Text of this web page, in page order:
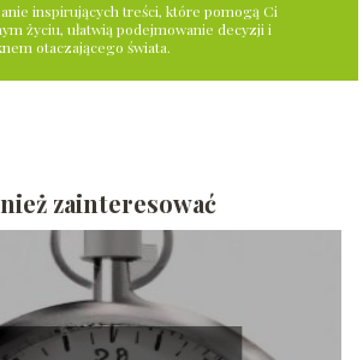
inspirujących treści, które pomogą Ci
życiu, ułatwią podejmowanie decyzji i
otaczającego świata.
zainteresować